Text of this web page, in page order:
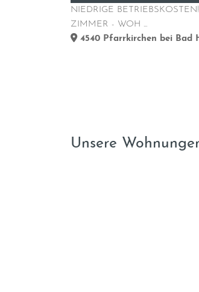
NIEDRIGE
ZIMMER - WOH ...
4540 Pfarrkirchen bei Bad
Unsere